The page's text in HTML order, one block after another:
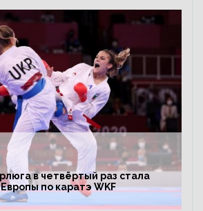
в четвёртый раз стала
по каратэ WKF